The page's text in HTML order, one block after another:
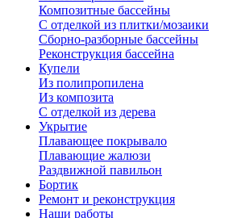
Композитные бассейны
С отделкой из плитки/мозаики
Сборно-разборные бассейны
Реконструкция бассейна
Купели
Из полипропилена
Из композита
С отделкой из дерева
Укрытие
Плавающее покрывало
Плавающие жалюзи
Раздвижной павильон
Бортик
Ремонт и реконструкция
Наши работы